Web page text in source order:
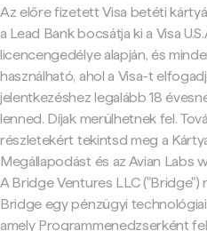
Az előre fizetett Visa betéti
a Lead Bank bocsátja ki a Visa
licencengedélye alapján, és
használható, ahol a Visa-t
jelentkezéshez legalább 18
lenned. Díjak merülhetnek fel.
részletekért tekintsd meg a
Megállapodást és az Avian Labs
A Bridge Ventures LLC ("Bridge")
Bridge egy pénzügyi technológiai
amely Programmenedzserként